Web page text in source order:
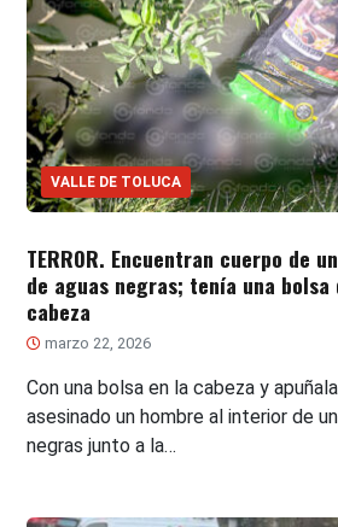
VALLE DE TOLUCA
TERROR. Encuentran cuerpo de
de aguas negras; tenía una
cabeza
marzo 22, 2026
Con una bolsa en la cabeza y
asesinado un hombre al interior de
negras junto a la…